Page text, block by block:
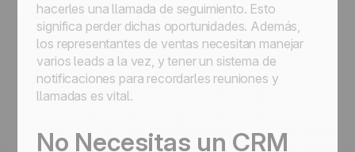
hacerles una llamada de seguimiento. Esto
significa perder dichas oportunidades. Además,
los representantes de ventas necesitan manejar
varios leads a la vez, y tener un sistema de
notificaciones para recordarles reuniones y
llamadas es vital.
No Necesitas un CRM